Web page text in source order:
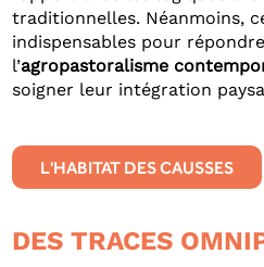
traditionnelles. Néanmoins,
indispensables pour
l’agropastoralisme
soigner leur intégration
L'HABITAT DES CAUSSES
DES TRACES